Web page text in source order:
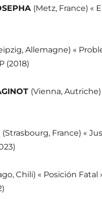
(Metz, France) «
Allemagne) «
(2018)
(Vienna,
(Strasbourg, France) «
Chili) « Posición